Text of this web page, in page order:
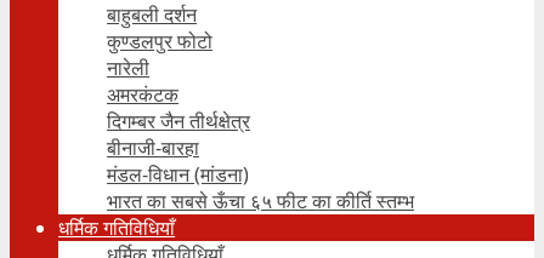
बाहुबली दर्शन
कुण्डलपुर फोटो
नारेली
अमरकंटक
दिगम्बर जैन तीर्थक्षेत्र
बीनाजी-बारहा
मंडल-विधान (मांडना)
भारत का सबसे ऊँचा ६५ फीट का कीर्ति स्तम्भ
धर्मिक गतिविधियाँ